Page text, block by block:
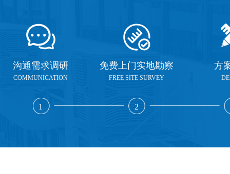
沟通需求调研
COMMUNICATION
1
免费上门实地勘察
FREE SITE SURVEY
2
方